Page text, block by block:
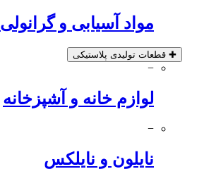
مواد آسیابی و گرانولی
✚ قطعات تولیدی پلاستیکی
−
لوازم خانه و آشپزخانه
−
نایلون و نایلکس